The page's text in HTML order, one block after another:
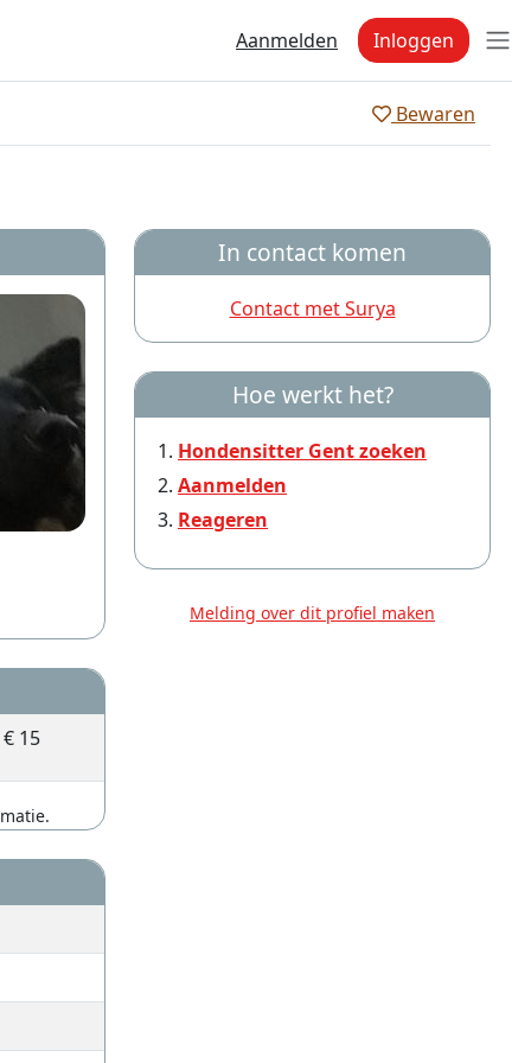
Aanmelden Inloggen
Bewaren
€ 15
In contact komen
Contact met Surya
Hoe werkt het?
Hondensitter Gent zoeken
Aanmelden
Reageren
Melding over dit profiel maken